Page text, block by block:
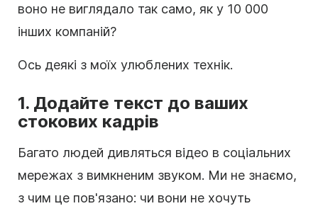
воно не виглядало так само, як у 10 000
інших компаній?
Ось деякі з моїх улюблених технік.
1. Додайте текст до ваших
стокових кадрів
Багато людей дивляться відео в соціальних
мережах з вимкненим звуком. Ми не знаємо,
з чим це пов'язано: чи вони не хочуть